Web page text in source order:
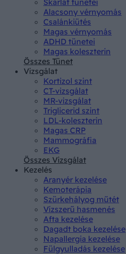
Alacsony vérnyomás
Csalánkiütés
Magas vérnyomás
ADHD tünetei
Magas koleszterin
Összes Tünet
Vizsgálat
Kortizol szint
CT-vizsgálat
MR-vizsgálat
Triglicerid szint
LDL-koleszterin
Magas CRP
Mammográfia
EKG
Összes Vizsgálat
Kezelés
Aranyér kezelése
Kemoterápia
Szürkehályog műtét
Vízszerű hasmenés
Afta kezelése
Dagadt boka kezelése
Napallergia kezelése
Fülgyulladás kezelése